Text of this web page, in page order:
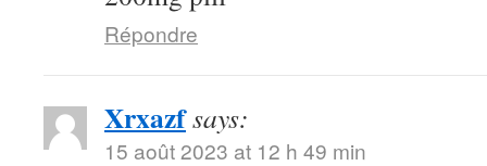
Répondre
Xrxazfsays:
15 août 2023 at 12 h 49 min